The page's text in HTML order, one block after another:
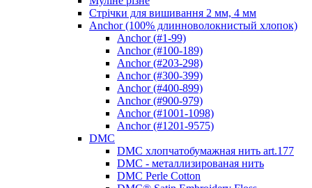
Стрічки для вишивання 2 мм, 4 мм
Anchor (100% длинноволокнистый хлопок)
Anchor (#1-99)
Anchor (#100-189)
Anchor (#203-298)
Anchor (#300-399)
Anchor (#400-899)
Anchor (#900-979)
Anchor (#1001-1098)
Anchor (#1201-9575)
DMC
DMC хлопчатобумажная нить art.177
DMC - металлизированая нить
DMC Perle Cotton